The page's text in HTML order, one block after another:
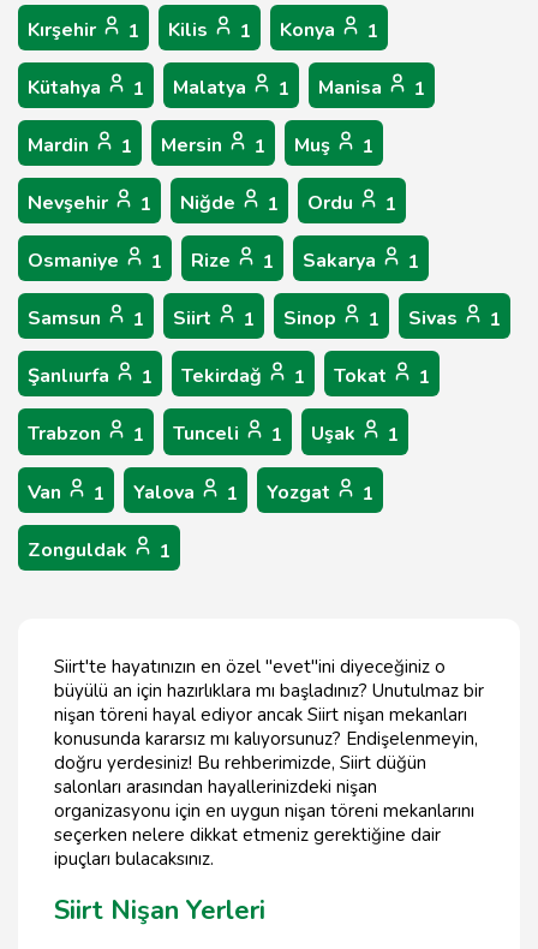
Kırşehir 1 Kilis 1 Konya 1
Kütahya 1 Malatya 1 Manisa 1
Mardin 1 Mersin 1 Muş 1
Nevşehir 1 Niğde 1 Ordu 1
Osmaniye 1 Rize 1 Sakarya 1
Samsun 1 Siirt 1 Sinop 1 Sivas 1
Şanlıurfa 1 Tekirdağ 1 Tokat 1
Trabzon 1 Tunceli 1 Uşak 1
Van 1 Yalova 1 Yozgat 1
Zonguldak 1
Siirt'te hayatınızın en özel "evet"ini diyeceğiniz o
büyülü an için hazırlıklara mı başladınız? Unutulmaz bir
nişan töreni hayal ediyor ancak Siirt nişan mekanları
konusunda kararsız mı kalıyorsunuz? Endişelenmeyin,
doğru yerdesiniz! Bu rehberimizde, Siirt düğün
salonları arasından hayallerinizdeki nişan
organizasyonu için en uygun nişan töreni mekanlarını
seçerken nelere dikkat etmeniz gerektiğine dair
ipuçları bulacaksınız.
Siirt Nişan Yerleri